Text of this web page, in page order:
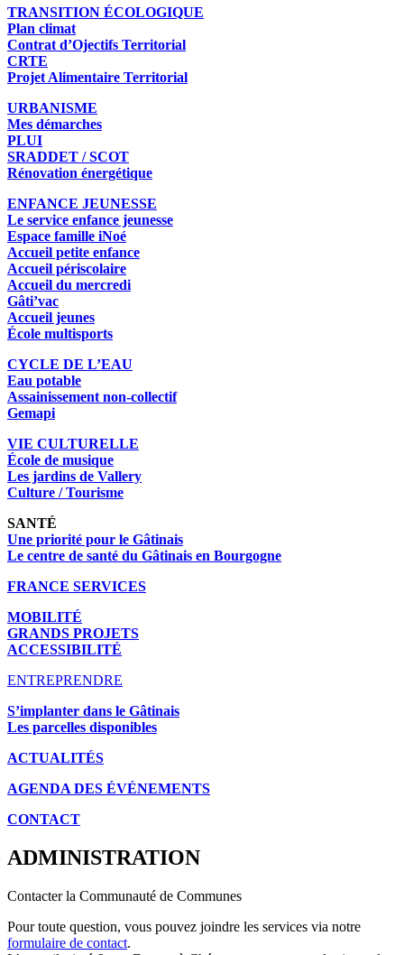
TRANSITION ÉCOLOGIQUE
Plan climat
Contrat d’Ojectifs Territorial
CRTE
Projet Alimentaire Territorial
URBANISME
Mes démarches
PLUI
SRADDET / SCOT
Rénovation énergétique
ENFANCE JEUNESSE
Le service enfance jeunesse
Espace famille iNoé
Accueil petite enfance
Accueil périscolaire
Accueil du mercredi
Gâti’vac
Accueil jeunes
École multisports
CYCLE DE L’EAU
Eau potable
Assainissement non-collectif
Gemapi
VIE CULTURELLE
École de musique
Les jardins de Vallery
Culture / Tourisme
SANTÉ
Une priorité pour le Gâtinais
Le centre de santé du Gâtinais en Bourgogne
FRANCE SERVICES
MOBILITÉ
GRANDS PROJETS
ACCESSIBILITÉ
ENTREPRENDRE
S’implanter dans le Gâtinais
Les parcelles disponibles
ACTUALITÉS
AGENDA DES ÉVÉNEMENTS
CONTACT
ADMINISTRATION
Contacter la Communauté de Communes
Pour toute question, vous pouvez joindre les services via notre
formulaire de contact.